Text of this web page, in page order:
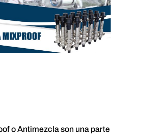
o Antimezcla son una parte